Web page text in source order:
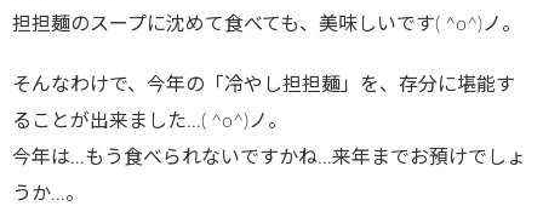
担担麺のスープに沈めて食べても、美味しいです( ^o^)ノ。
そんなわけで、今年の「冷やし担担麺」を、存分に堪能す
ることが出来ました…( ^o^)ノ。
今年は…もう食べられないですかね…来年までお預けでしょ
うか…。